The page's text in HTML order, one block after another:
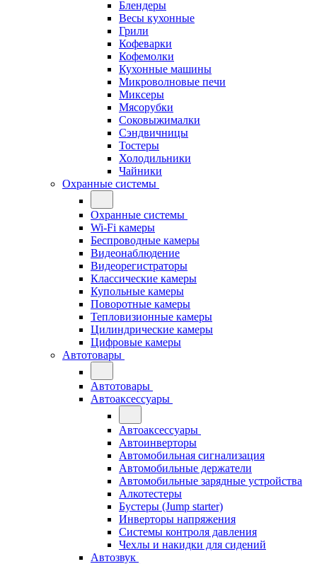
Блендеры
Весы кухонные
Грили
Кофеварки
Кофемолки
Кухонные машины
Микроволновые печи
Миксеры
Мясорубки
Соковыжималки
Сэндвичницы
Тостеры
Холодильники
Чайники
Охранные системы
Охранные системы
Wi-Fi камеры
Беспроводные камеры
Видеонаблюдение
Видеорегистраторы
Классические камеры
Купольные камеры
Поворотные камеры
Тепловизионные камеры
Цилиндрические камеры
Цифровые камеры
Автотовары
Автотовары
Автоаксессуары
Автоаксессуары
Автоинверторы
Автомобильная сигнализация
Автомобильные держатели
Автомобильные зарядные устройства
Алкотестеры
Бустеры (Jump starter)
Инверторы напряжения
Системы контроля давления
Чехлы и накидки для сидений
Автозвук